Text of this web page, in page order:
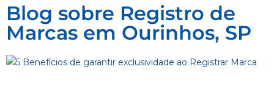
Blog sobre Registro de
Marcas em Ourinhos, SP